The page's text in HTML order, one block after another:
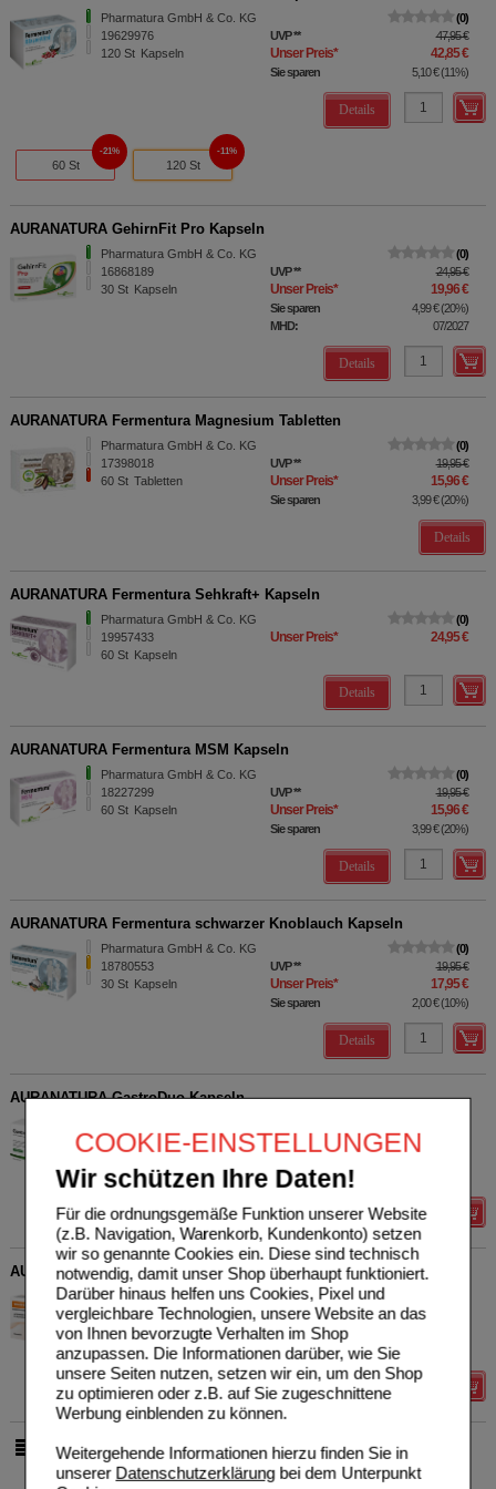
COOKIE-EINSTELLUNGEN
Wir schützen Ihre Daten!
Für die ordnungsgemäße Funktion unserer Website
(z.B. Navigation, Warenkorb, Kundenkonto) setzen
wir so genannte Cookies ein. Diese sind technisch
notwendig, damit unser Shop überhaupt funktioniert.
Darüber hinaus helfen uns Cookies, Pixel und
vergleichbare Technologien, unsere Website an das
von Ihnen bevorzugte Verhalten im Shop
anzupassen. Die Informationen darüber, wie Sie
unsere Seiten nutzen, setzen wir ein, um den Shop
zu optimieren oder z.B. auf Sie zugeschnittene
Werbung einblenden zu können.
Weitergehende Informationen hierzu finden Sie in
unserer Datenschutzerklärungbei dem Unterpunkt
Pharmatura GmbH & Co. KG
19629976
120 St Kapseln
0
UVP** 47,95 €
Unser Preis* 42,85 €
Sie sparen 5,10 €(11%)
Details
60 St
21%
120 St
11%
AURANATURA GehirnFit Pro Kapseln
Pharmatura GmbH & Co. KG
16868189
30 St Kapseln
0
UVP** 24,95 €
Unser Preis* 19,96 €
Sie sparen 4,99 €(20%)
MHD:
07/2027
Details
AURANATURA Fermentura Magnesium Tabletten
Pharmatura GmbH & Co. KG
17398018
60 St Tabletten
0
UVP** 19,95 €
Unser Preis* 15,96 €
Sie sparen 3,99 €(20%)
Details
AURANATURA Fermentura Sehkraft+ Kapseln
Pharmatura GmbH & Co. KG
19957433
60 St Kapseln
0
Unser Preis* 24,95 €
Details
AURANATURA Fermentura MSM Kapseln
Pharmatura GmbH & Co. KG
18227299
60 St Kapseln
0
UVP** 19,95 €
Unser Preis* 15,96 €
Sie sparen 3,99 €(20%)
Details
AURANATURA Fermentura schwarzer Knoblauch Kapseln
Pharmatura GmbH & Co. KG
18780553
30 St Kapseln
0
UVP** 19,95 €
Unser Preis* 17,95 €
Sie sparen 2,00 €(10%)
Details
AURANATURA GastroDuo Kapseln
19297706
UVP
Unser Preis*
Sie sparen
Details
AURANATURA Vitamin B-Komplex Depot 24+ Tabletten
Pharmatura GmbH & Co. KG
18088024
30St Tabletten
UVP**
Unser Preis*
Sie sparen
Details
pro Seite